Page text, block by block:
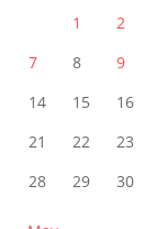
1
2
7
8 9
14
15 16
21
22 23
28
29 30